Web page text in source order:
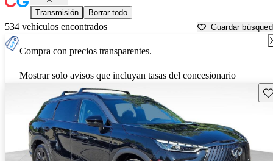
Transmisión Borrar todo
534 vehículos encontrados Guardar
Compra con precios transparentes.
Mostrar solo avisos que incluyan tasas del concesionario